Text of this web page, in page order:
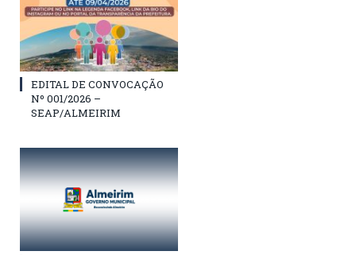
EDITAL DE CONVOCAÇÃO
Nº 001/2026 –
SEAP/ALMEIRIM